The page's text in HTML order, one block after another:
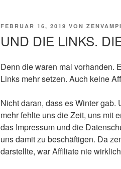
FEBRUAR 16, 2019 VON
UND DIE LINKS.
Denn die waren mal vorhanden.
Links mehr setzen. Auch keine
Nicht daran, dass es Winter
mehr fehlte uns die Zeit, uns mit
das Impressum und die
uns damit zu beschäftigen. Da
darstellte, war Affiliate nie